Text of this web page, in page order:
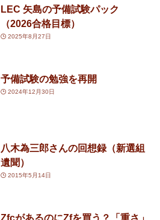
LEC 矢島の予備試験パック
（2026合格目標）
2025年8月27日
予備試験の勉強を再開
2024年12月30日
八木為三郎さんの回想録（新選組
遺聞）
2015年5月14日
ZfcがあるのにZfを買う？「重さ」